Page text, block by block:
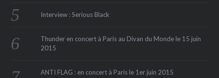
Interview : Serious Black
Thunder en concert à Paris au Divan du Monde le 15 juin
2015
ANTI FLAG : en concert à Paris le 1er juin 2015